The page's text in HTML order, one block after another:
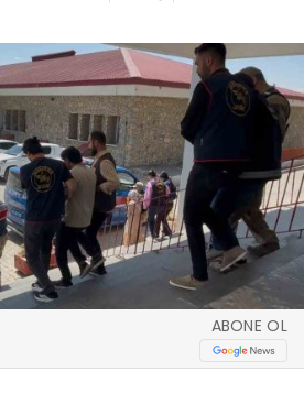
ABONE OL